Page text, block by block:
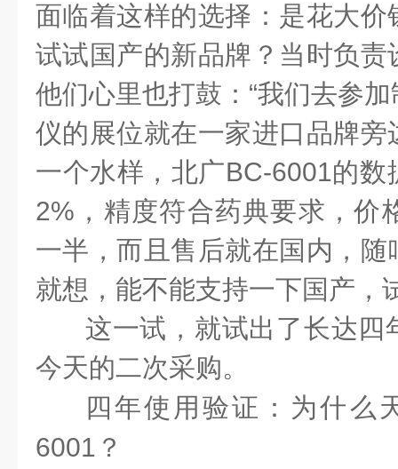
面临着这样的选择：是花大
试试国产的新品牌？当时负
他们心里也打鼓：“我们去参
仪的展位就在一家进口品牌
一个水样，北广BC-6001的
2%，精度符合药典要求，价
一半，而且售后就在国内，
就想，能不能支持一下国产，
这一试，就试出了长达四
今天的二次采购。
四年使用验证：为什么
6001？